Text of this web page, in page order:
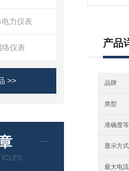
力仪表
仪表
>>
产品
品牌
类型
准确度
显示方式
最大电流